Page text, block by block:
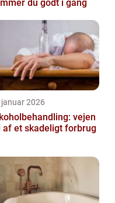
du godt i gang
2026
vejen
af et skadeligt forbrug